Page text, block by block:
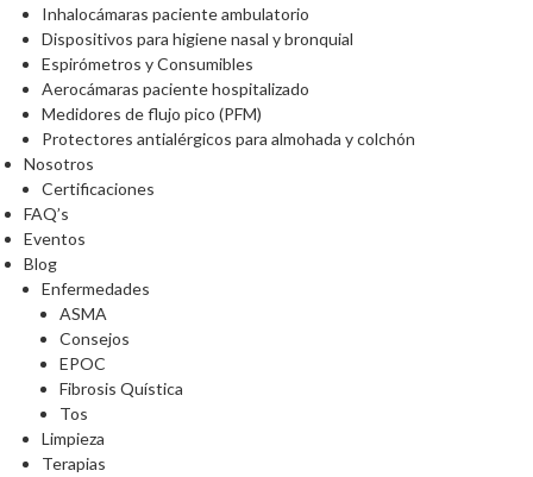
Inhalocámaras paciente ambulatorio
Dispositivos para higiene nasal y bronquial
Espirómetros y Consumibles
Aerocámaras paciente hospitalizado
Medidores de flujo pico (PFM)
Protectores antialérgicos para almohada y colchón
Nosotros
Certificaciones
FAQ’s
Eventos
Blog
Enfermedades
ASMA
Consejos
EPOC
Fibrosis Quística
Tos
Limpieza
Terapias